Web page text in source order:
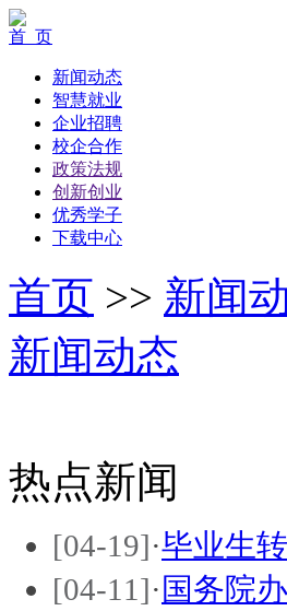
首 页
新闻动态
智慧就业
企业招聘
校企合作
政策法规
创新创业
优秀学子
下载中心
首页 >> 新闻
新闻动态
热点新闻
[04-19]·毕业生
[04-11]· 国务院